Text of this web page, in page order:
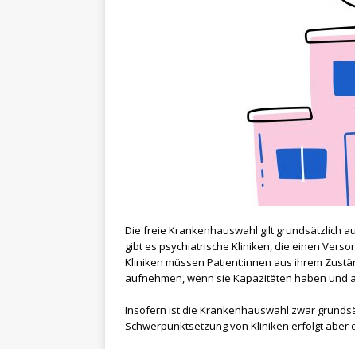
Die freie Krankenhauswahl gilt grundsätzlich
gibt es psychiatrische Kliniken, die einen
Kliniken müssen Patient:innen aus ihrem
aufnehmen, wenn sie Kapazitäten haben und
Insofern ist die Krankenhauswahl zwar
Schwerpunktsetzung von Kliniken erfolgt aber